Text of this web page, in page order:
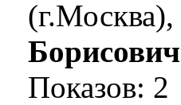
(г.Москва),
Борисович
Показов: 2